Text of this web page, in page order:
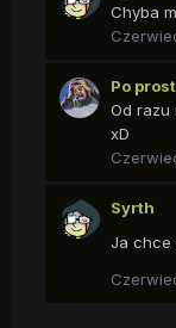
Chyba
Po
Od razu
xD
Syrth
Ja chce